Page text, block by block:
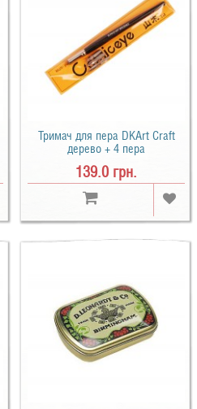
Тримач для пера DKArt Craft
дерево + 4 пера
139.0 грн.